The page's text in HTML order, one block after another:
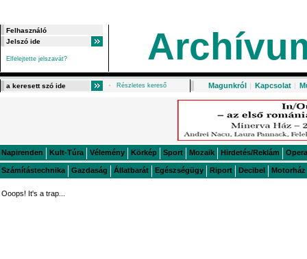
Elfelejtette jelszavát?
Részletes kereső Magunkról | Kapcsolat |
Napirenden Kult-Túra Vélemény Körkép Sport Mozaik Hirdetés/Reklám Opera
Számítástechnika Gazdaság Állatbarát Egészségügy Riport Decibel Motorház
Ooops! It's a trap...